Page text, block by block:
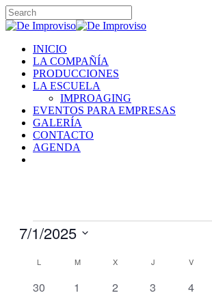
Skip
to
content
Close
Menu
INICIO
LA COMPAÑÍA
PRODUCCIONES
LA ESCUELA
IMPROAGING
EVENTOS PARA EMPRESAS
GALERÍA
CONTACTO
AGENDA
Eventos
7/1/2025
fecha.
Calendario
de
L MMARTES XMIÉRCOLES
J V
0
30
0
1
0
2
0
3
0
4